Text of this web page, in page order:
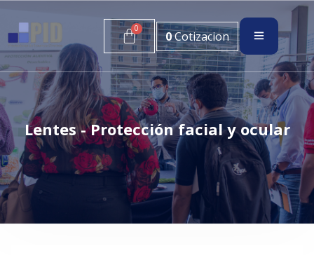
0Cotizacion
Lentes - Protección facial y ocular